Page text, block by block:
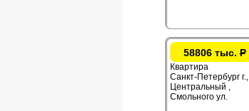
58806 тыс.Р
Квартира
Санкт-Петербург г.,
Центральный ,
Смольного ул.